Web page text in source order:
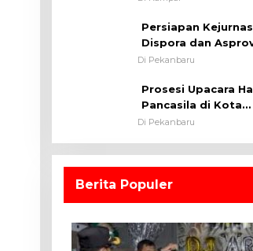
Persiapan Kejurnas
Dispora dan
Tinjau Kelayakan
Di Pekanbaru
Prosesi Upacara
Pancasila di Kota
Pekanbaru Tetap
Di Pekanbaru
Berita Populer